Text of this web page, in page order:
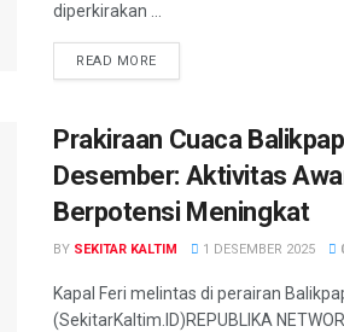
diperkirakan ...
READ MORE
Prakiraan Cuaca
Desember: Aktivitas
Berpotensi Meningkat
BY SEKITAR KALTIM 1 DESEMBER 2025
Kapal Feri melintas di perairan
(SekitarKaltim.ID)REPUBLIKA